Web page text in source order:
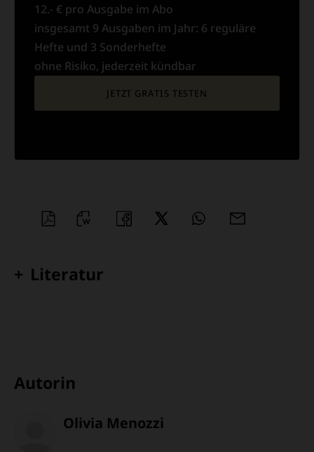
12.- € pro Ausgabe im Abo
insgesamt 9 Ausgaben im Jahr: 6 reguläre
Hefte und 3 Sonderhefte
ohne Risiko, jederzeit kündbar
JETZT GRATIS TESTEN
ÜBERSCHRIFT
Literatur
Autorin
Olivia Menozzi